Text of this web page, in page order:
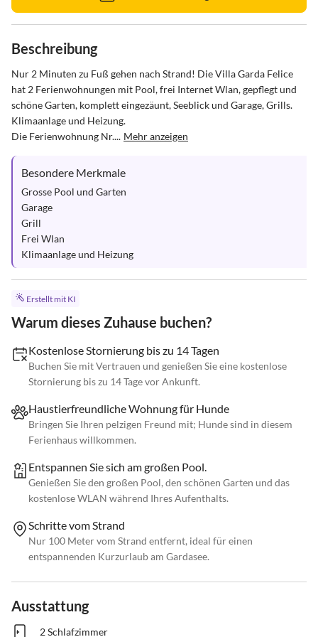
Beschreibung
Nur 2 Minuten zu Fuß gehen nach Strand! Die Villa Garda Felice
hat 2 Ferienwohnungen mit Pool, frei Internet Wlan, gepflegt und
schöne Garten, komplett eingezäunt, Seeblick und Garage, Grills.
Klimaanlage und Heizung.
Die Ferienwohnung Nr.... Mehr anzeigen
Besondere Merkmale
Grosse Pool und Garten
Garage
Grill
Frei Wlan
Klimaanlage und Heizung
Erstellt mit KI
Warum dieses Zuhause buchen?
Kostenlose Stornierung bis zu 14 Tagen
Buchen Sie mit Vertrauen und genießen Sie eine kostenlose
Stornierung bis zu 14 Tage vor Ankunft.
Haustierfreundliche Wohnung für Hunde
Bringen Sie Ihren pelzigen Freund mit; Hunde sind in diesem
Ferienhaus willkommen.
Entspannen Sie sich am großen Pool.
Genießen Sie den großen Pool, den schönen Garten und das
kostenlose WLAN während Ihres Aufenthalts.
Schritte vom Strand
Nur 100 Meter vom Strand entfernt, ideal für einen
entspannenden Kurzurlaub am Gardasee.
Ausstattung
2 Schlafzimmer